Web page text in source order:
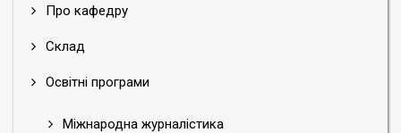
Про кафедру
Склад
Освітні програми
Міжнародна журналістика